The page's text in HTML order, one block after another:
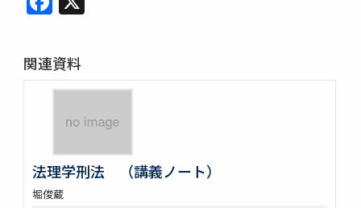
関連資料
法理学刑法 （講義ノート）
堀俊蔵